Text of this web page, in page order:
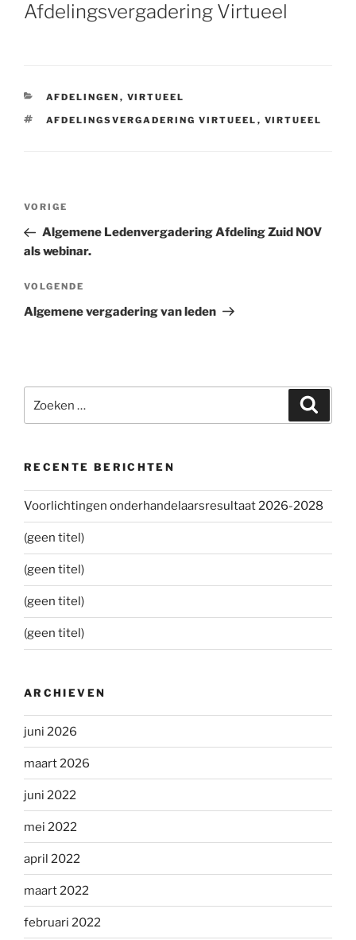
OP
Afdelingsvergadering Virtueel
CATEGORIEËN
AFDELINGEN , VIRTUEEL
TAGS
AFDELINGSVERGADERING VIRTUEEL , VIRTUEEL
Bericht
Vorig
bericht
VORIGE
Algemene Ledenvergadering Afdeling Zuid NOV
als webinar.
Volgend
bericht
VOLGENDE
Algemene vergadering van leden
naar:
RECENTE BERICHTEN
Voorlichtingen onderhandelaarsresultaat 2026-2028
(geen titel)
(geen titel)
(geen titel)
(geen titel)
ARCHIEVEN
juni 2026
maart 2026
juni 2022
mei 2022
april 2022
maart 2022
februari 2022